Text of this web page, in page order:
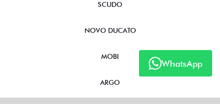
WhatsApp
SCUDO
NOVO DUCATO
MOBI
ARGO